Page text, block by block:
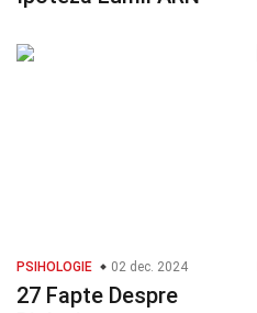
PSIHOLOGIE 02 dec. 2024
27 Fapte Despre